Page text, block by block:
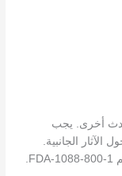
أخرى. يجب
الجانبية.